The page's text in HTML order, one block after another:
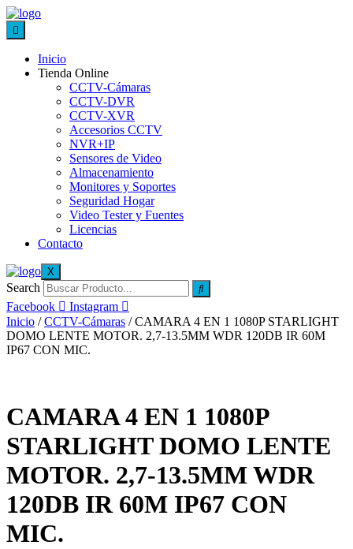
Inicio
Tienda Online
CCTV-Cámaras
CCTV-DVR
CCTV-XVR
Accesorios CCTV
NVR+IP
Sensores de Video
Almacenamiento
Monitores y Soportes
Seguridad Hogar
Video Tester y Fuentes
Licencias
Contacto
X
Search
Facebook
Instagram
Inicio /CCTV-Cámaras / CAMARA 4 EN 1 1080P STARLIGHT
DOMO LENTE MOTOR. 2,7-13.5MM WDR 120DB IR 60M
IP67 CON MIC.
CAMARA 4 EN 1 1080P
STARLIGHT DOMO LENTE
MOTOR. 2,7-13.5MM WDR
120DB IR 60M IP67 CON
MIC.